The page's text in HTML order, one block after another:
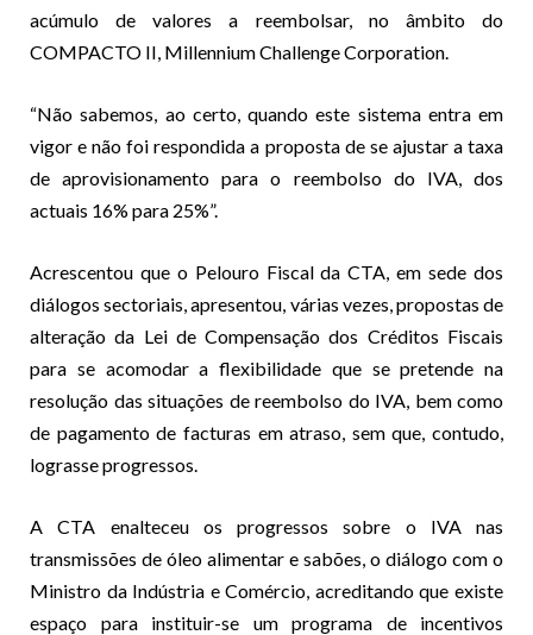
acúmulo de valores a reembolsar, no âmbito do
COMPACTO II, Millennium Challenge Corporation.
“Não sabemos, ao certo, quando este sistema entra em
vigor e não foi respondida a proposta de se ajustar a taxa
de aprovisionamento para o reembolso do IVA, dos
actuais 16% para 25%”.
Acrescentou que o Pelouro Fiscal da CTA, em sede dos
diálogos sectoriais, apresentou, várias vezes, propostas de
alteração da Lei de Compensação dos Créditos Fiscais
para se acomodar a flexibilidade que se pretende na
resolução das situações de reembolso do IVA, bem como
de pagamento de facturas em atraso, sem que, contudo,
lograsse progressos.
A CTA enalteceu os progressos sobre o IVA nas
transmissões de óleo alimentar e sabões, o diálogo com o
Ministro da Indústria e Comércio, acreditando que existe
espaço para instituir-se um programa de incentivos